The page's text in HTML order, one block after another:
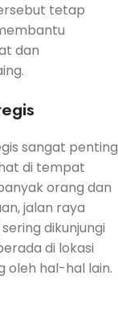
tetap
dan
sangat penting
di tempat
orang dan
jalan raya
dikunjungi
di lokasi
oleh hal-hal lain.